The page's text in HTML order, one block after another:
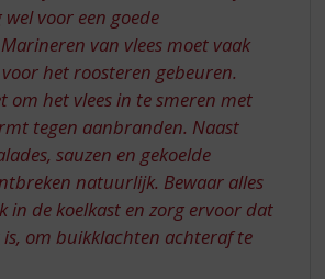
voor een goede
van vlees moet vaak
het roosteren gebeuren.
om het vlees in te smeren met
tegen aanbranden. Naast
sauzen en gekoelde
natuurlijk. Bewaar alles
in de koelkast en zorg ervoor dat
is, om buikklachten achteraf te